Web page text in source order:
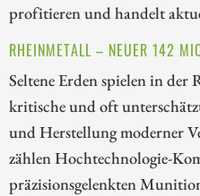
profitieren und handelt
RHEINMETALL – NEUER 142
Seltene Erden spielen in der
kritische und oft
und Herstellung moderner
zählen Hochtechnologie-
präzisionsgelenkten